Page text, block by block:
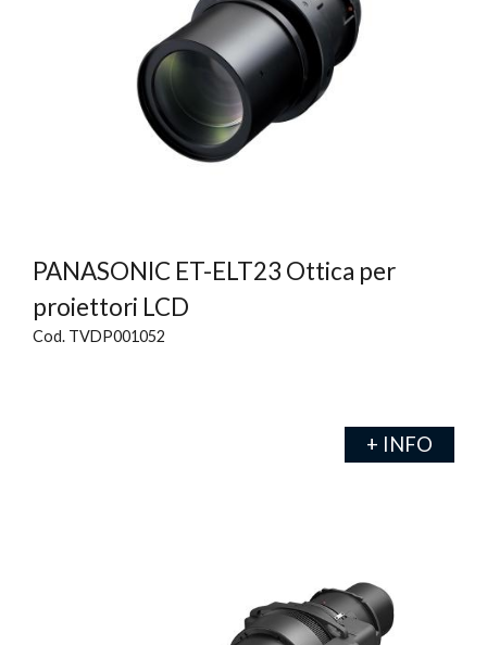
PANASONIC ET-ELT23 Ottica per
proiettori LCD
Cod. TVDP001052
+ INFO